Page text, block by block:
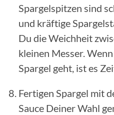
Spargelspitzen sind
und kräftige
Du die Weichheit
kleinen Messer.
Spargel geht, ist es
Fertigen Spargel mit
Sauce Deiner Wahl